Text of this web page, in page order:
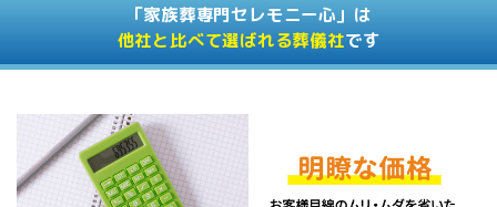
「家族葬専門セレモニー心」は
他社と比べて選ばれる葬儀社です